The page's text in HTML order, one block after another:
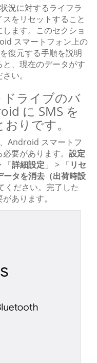
況に対するライフラ
をリセットすること
ます。このセクショ
スマートフォン上の
復元する手順を説明
、現在のデータがす
い。
ドライブのバ
に SMS を
りです。
Android スマートフ
要があります。 設定
「詳細設定 」 > 「リセ
ータを消去（出荷時設
ください。完了した
あります。